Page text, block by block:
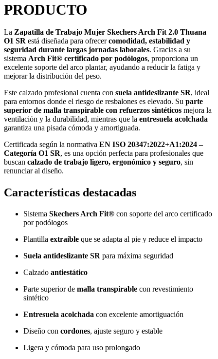
PRODUCTO
La Zapatilla de Trabajo Mujer Skechers Arch Fit 2.0 Thuana
O1 SR está diseñada para ofrecercomodidad, estabilidad y
seguridad durante largas jornadas laborales. Gracias a su
sistema Arch Fit® certificado por podólogos, proporciona un
excelente soporte del arco plantar, ayudando a reducir la fatiga y
mejorar la distribución del peso.
Este calzado profesional cuenta con suela antideslizante SR, ideal
para entornos donde el riesgo de resbalones es elevado. Su parte
superior de malla transpirable con refuerzos sintéticos mejora la
ventilación y la durabilidad, mientras que la entresuela acolchada
garantiza una pisada cómoda y amortiguada.
Certificada según la normativa EN ISO 20347:2022+A1:2024 –
Categoría O1 SR, es una opción perfecta para profesionales que
buscan calzado de trabajo ligero, ergonómico y seguro, sin
renunciar al diseño.
Características destacadas
Sistema Skechers Arch Fit® con soporte del arco certificado
por podólogos
Plantilla extraíble que se adapta al pie y reduce el impacto
Suela antideslizante SR para máxima seguridad
Calzado antiestático
Parte superior de malla transpirable con revestimiento
sintético
Entresuela acolchada con excelente amortiguación
Diseño con cordones, ajuste seguro y estable
Ligera y cómoda para uso prolongado